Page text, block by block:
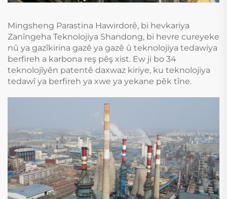
Mingsheng Parastina Hawirdorê, bi hevkariya
Zanîngeha Teknolojiya Shandong, bi hevre cureyeke
nû ya gazîkirina gazê ya gazê û teknolojiya tedawiya
berfireh a karbona reş pêş xist. Ew ji bo 34
teknolojîyên patentê daxwaz kiriye, ku teknolojiya
tedawî ya berfireh ya xwe ya yekane pêk tîne.